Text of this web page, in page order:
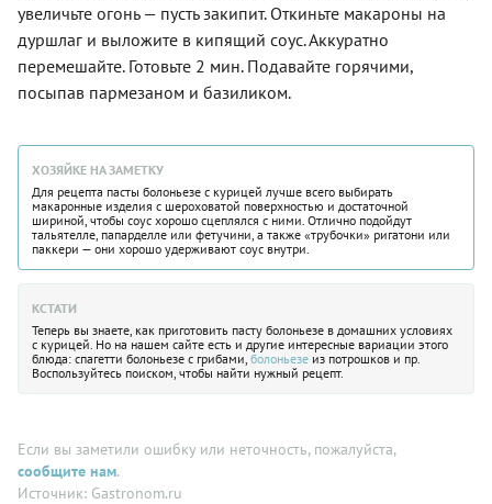
увеличьте огонь — пусть закипит. Откиньте макароны на
дуршлаг и выложите в кипящий соус. Аккуратно
перемешайте. Готовьте 2 мин. Подавайте горячими,
посыпав пармезаном и базиликом.
ХОЗЯЙКЕ НА ЗАМЕТКУ
Для рецепта пасты болоньезе с курицей лучше всего выбирать
макаронные изделия с шероховатой поверхностью и достаточной
шириной, чтобы соус хорошо сцеплялся с ними. Отлично подойдут
тальятелле, папарделле или фетучини, а также «трубочки» ригатони или
паккери — они хорошо удерживают соус внутри.
КСТАТИ
Теперь вы знаете, как приготовить пасту болоньезе в домашних условиях
с курицей. Но на нашем сайте есть и другие интересные вариации этого
блюда: спагетти болоньезе с грибами, болоньезе из потрошков и пр.
Воспользуйтесь поиском, чтобы найти нужный рецепт.
Если вы заметили ошибку или неточность, пожалуйста,
сообщите нам.
Источник: Gastronom.ru